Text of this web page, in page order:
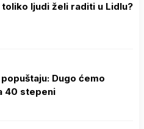
toliko ljudi želi raditi u Lidlu?
Dugo ćemo
40 stepeni